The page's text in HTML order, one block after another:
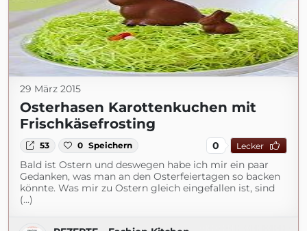
29 März 2015
Osterhasen Karottenkuchen mit
Frischkäsefrosting
53 0 Speichern 0 Lecker
Bald ist Ostern und deswegen habe ich mir ein paar
Gedanken, was man an den Osterfeiertagen so backen
könnte. Was mir zu Ostern gleich eingefallen ist, sind
(...)